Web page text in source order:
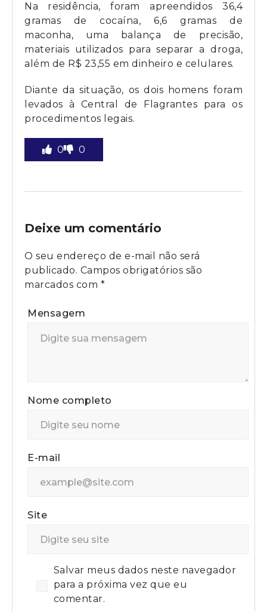
Na residência, foram apreendidos 36,4
gramas de cocaína, 6,6 gramas de
maconha, uma balança de precisão,
materiais utilizados para separar a droga,
além de R$ 23,55 em dinheiro e celulares.
Diante da situação, os dois homens foram
levados à Central de Flagrantes para os
procedimentos legais.
0 0
Deixe um comentário
O seu endereço de e-mail não será
publicado. Campos obrigatórios são
marcados com *
Mensagem
Nome completo
E-mail
Site
Salvar meus dados neste navegador
para a próxima vez que eu
comentar.